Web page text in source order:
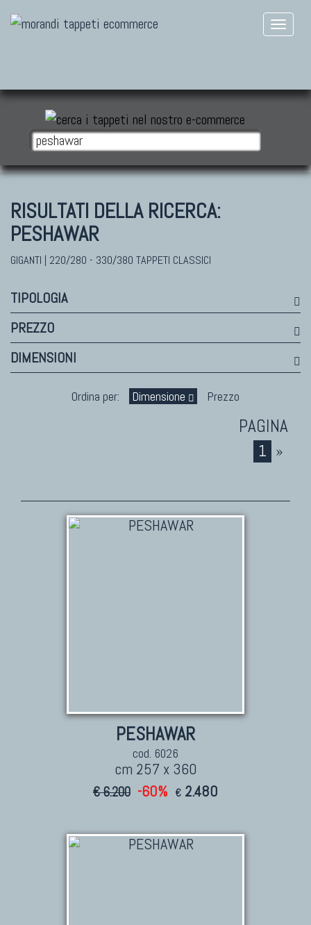
RISULTATI DELLA RICERCA:
PESHAWAR
GIGANTI | 220/280 - 330/380 TAPPETI CLASSICI
TIPOLOGIA
PREZZO
DIMENSIONI
Ordina per: Dimensione Prezzo
1 »
PESHAWAR
cod. 6026
cm 257 x 360
€ 6.200 -60% € 2.480